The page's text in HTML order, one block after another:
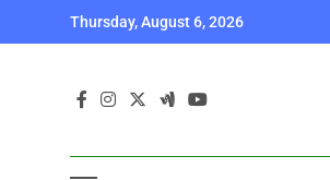
Thursday, August 6, 2026